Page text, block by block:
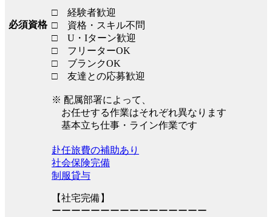
必須資格
□ 経験者歓迎
□ 資格・スキル不問
□ U・Iターン歓迎
□ フリーターOK
□ ブランクOK
□ 友達との応募歓迎
※ 配属部署によって、
お任せする作業はそれぞれ異なります
基本立ち仕事・ライン作業です
赴任旅費の補助あり
社会保険完備
制服貸与
【社宅完備】
ーーーーーーーーーーーーーーーー